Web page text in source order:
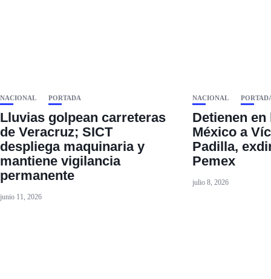
NACIONAL PORTADA
Lluvias golpean carreteras
de Veracruz; SICT
despliega maquinaria y
mantiene vigilancia
permanente
junio 11, 2026
NACIONAL
Detienen
México a
Padilla,
Pemex
julio 8, 2026